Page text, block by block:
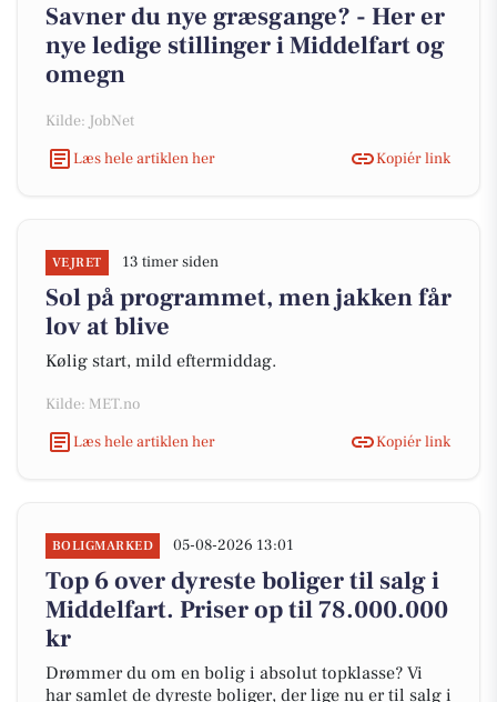
Savner du nye græsgange? - Her er
nye ledige stillinger i Middelfart og
omegn
Kilde: JobNet
Læs hele artiklen her
Kopiér link
VEJRET 13 timer siden
Sol på programmet, men jakken får
lov at blive
Kølig start, mild eftermiddag.
Kilde: MET.no
Læs hele artiklen her
Kopiér link
BOLIGMARKED 05-08-2026 13:01
Top 6 over dyreste boliger til salg i
Middelfart. Priser op til 78.000.000
kr
Drømmer du om en bolig i absolut topklasse? Vi
har samlet de dyreste boliger, der lige nu er til salg i